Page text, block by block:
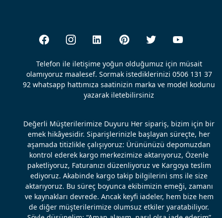
Telefon ile iletişime yoğun olduğumuz için müsait
olamıyoruz maalesef. Sormak istediklerinizi 0506 131 37
92 whatsapp hattımıza saatinizin marka ve model kodunu
yazarak iletebilirsiniz
Değerli Müşterilerimize Duyuru Her sipariş, bizim için bir
emek hikâyesidir. Siparişlerinizle başlayan süreçte, her
aşamada titizlikle çalışıyoruz: Ürününüzü depomuzdan
kontrol ederek kargo merkezimize aktarıyoruz, Özenle
paketliyoruz, Faturanızı düzenliyoruz ve Kargoya teslim
ediyoruz. Akabinde kargo takip bilgilerini sms ile size
aktarıyoruz. Bu süreç boyunca ekibimizin emeği, zamanı
ve kaynakları devrede. Ancak keyfi iadeler, hem bize hem
de diğer müşterilerimize olumsuz etkiler yaratabiliyor.